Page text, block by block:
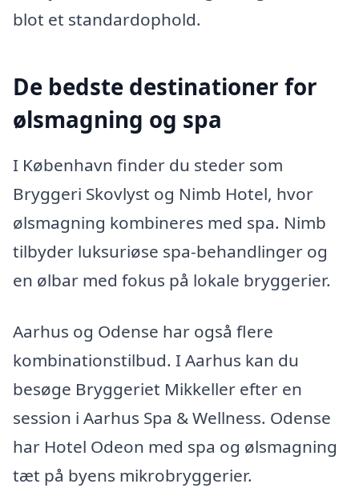
blot et standardophold.
De bedste destinationer for
ølsmagning og spa
I København finder du steder som
Bryggeri Skovlyst og Nimb Hotel, hvor
ølsmagning kombineres med spa. Nimb
tilbyder luksuriøse spa-behandlinger og
en ølbar med fokus på lokale bryggerier.
Aarhus og Odense har også flere
kombinationstilbud. I Aarhus kan du
besøge Bryggeriet Mikkeller efter en
session i Aarhus Spa & Wellness. Odense
har Hotel Odeon med spa og ølsmagning
tæt på byens mikrobryggerier.